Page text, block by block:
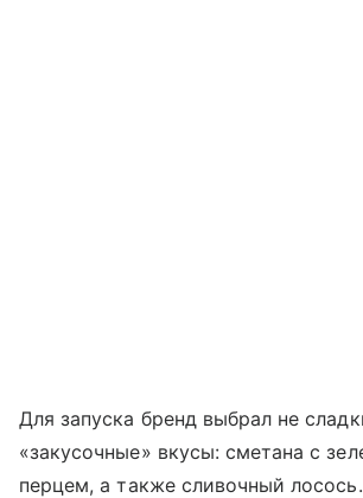
Для запуска бренд выбрал не
«закусочные» вкусы: сметана с
перцем, а также сливочный